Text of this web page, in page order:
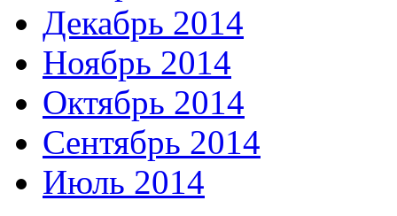
Декабрь 2014
Ноябрь 2014
Октябрь 2014
Сентябрь 2014
Июль 2014